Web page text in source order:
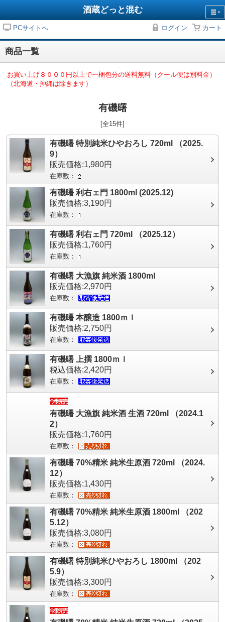
酒蔵どっと混む
PCサイトへ ログイン カート
商品一覧
お買い上げ８０００円以上で一梱包分の送料無料（クール便は別料金）
（北海道・沖縄は除きます）
有磯曙
[全15件]
有磯曙 特別純米ひやおろし 720ml （2025.
9）
販売価格:1,980円
在庫数：
有磯曙 利右ェ門 1800ml (2025.12)
販売価格:3,190円
在庫数：
有磯曙 利右ェ門 720ml （2025.12）
販売価格:1,760円
在庫数：
有磯曙 大漁旗 純米酒 1800ml
販売価格:2,970円
在庫数：
有磯曙 本醸造 1800ｍｌ
販売価格:2,750円
在庫数：
有磯曙 上撰 1800ｍｌ
税込価格:2,420円
在庫数：
有磯曙 大漁旗 純米酒 生酒 720ml （2024.1
2）
販売価格:1,760円
在庫数：
有磯曙 70%精米 純米生原酒 720ml （2024.
12）
販売価格:1,430円
在庫数：
有磯曙 70%精米 純米生原酒 1800ml （202
5.12）
販売価格:3,080円
在庫数：
有磯曙 特別純米ひやおろし 1800ml （202
5.9）
販売価格:3,300円
在庫数：